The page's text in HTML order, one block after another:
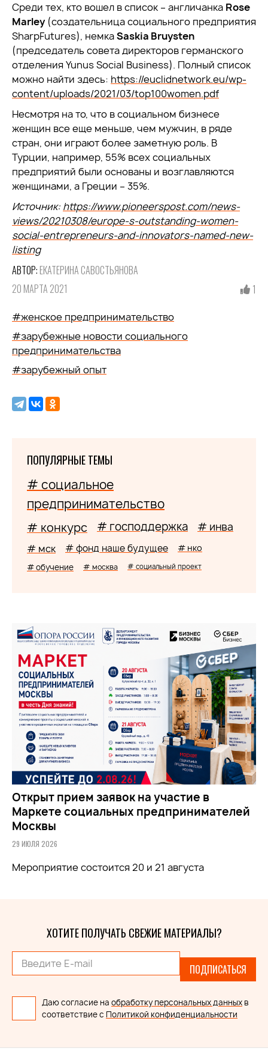
Среди тех, кто вошел в список – англичанка Rose
Marley(создательница социального предприятия
SharpFutures), немкаSaskia Bruysten
(председатель совета директоров германского
отделения Yunus Social Business). Полный список
можно найти здесь: https://euclidnetwork.eu/wp-
content/uploads/2021/03/top100women.pdf
Несмотря на то, что в социальном бизнесе
женщин все еще меньше, чем мужчин, в ряде
стран, они играют более заметную роль. В
Турции, например, 55% всех социальных
предприятий были основаны и возглавляются
женщинами, а Греции – 35%.
Источник: https://www.pioneerspost.com/news-
views/20210308/europe-s-outstanding-women-
social-entrepreneurs-and-innovators-named-new-
listing
АВТОР: ЕКАТЕРИНА САВОСТЬЯНОВА
20 МАРТА 2021
1
#женское предпринимательство
#зарубежные новости социального
предпринимательства
#зарубежный опыт
ПОПУЛЯРНЫЕ ТЕМЫ
# социальное
предпринимательство
# конкурс # господдержка # инва
# мск # фонд наше будущее # нко
# обучение # москва # социальный проект
Открыт прием заявок на участие в
Маркете социальных предпринимателей
Москвы
29 ИЮЛЯ 2026
Мероприятие состоится 20 и 21 августа
ХОТИТЕ ПОЛУЧАТЬ СВЕЖИЕ МАТЕРИАЛЫ?
ПОДПИСАТЬСЯ
Даю согласие на обработку персональных данных в
соответствие с Политикой конфиденциальности